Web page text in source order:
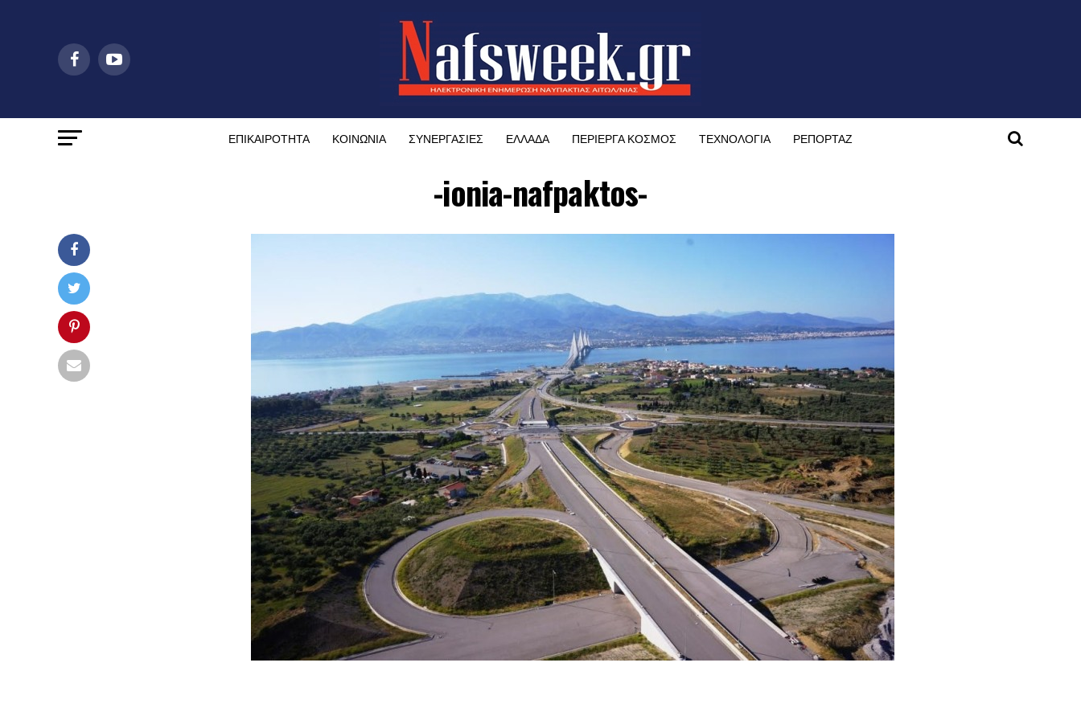
ΕΠΙΚΑΙΡΟΤΗΤΑ ΚΟΙΝΩΝΙΑ ΣΥΝΕΡΓΑΣΙΕΣ ΕΛΛΑΔΑ ΠΕΡΙΕΡΓΑ ΚΟΣΜΟΣ ΤΕΧΝΟΛΟΓΙΑ ΡΕΠΟΡΤΑΖ
-ionia-nafpaktos-